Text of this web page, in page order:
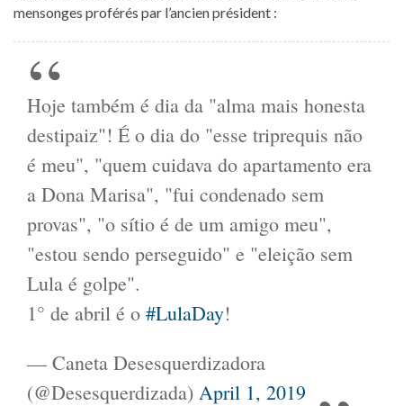
mensonges proférés par l’ancien président :
Hoje também é dia da "alma mais honesta
destipaiz"! É o dia do "esse triprequis não
é meu", "quem cuidava do apartamento era
a Dona Marisa", "fui condenado sem
provas", "o sítio é de um amigo meu",
"estou sendo perseguido" e "eleição sem
Lula é golpe".
1° de abril é o #LulaDay!
— Caneta Desesquerdizadora
(@Desesquerdizada) April 1, 2019